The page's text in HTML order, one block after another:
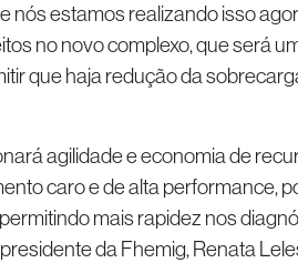
nós estamos realizando isso
no novo complexo, que será
que haja redução da
agilidade e economia de
caro e de alta performance,
mais rapidez nos
da Fhemig, Renata